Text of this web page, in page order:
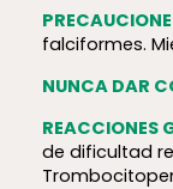
falciformes.
NUNCA DAR
REACCIONES
de dificultad